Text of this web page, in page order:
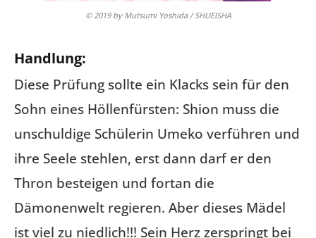
© 2019 by Mutsumi Yoshida / SHUEISHA
Handlung:
Diese Prüfung sollte ein Klacks sein für den
Sohn eines Höllenfürsten: Shion muss die
unschuldige Schülerin Umeko verführen und
ihre Seele stehlen, erst dann darf er den
Thron besteigen und fortan die
Dämonenwelt regieren. Aber dieses Mädel
ist viel zu niedlich!!! Sein Herz zerspringt bei